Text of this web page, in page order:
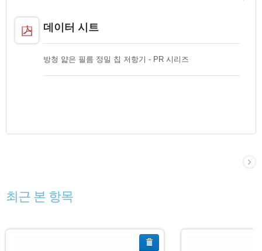
데이터 시트
방청 얇은 필름 정밀 칩 저항기 - PR 시리즈
최근 본 항목